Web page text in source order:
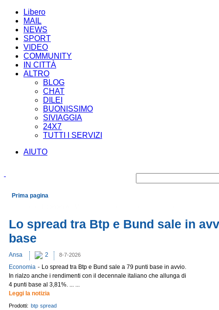
Libero
MAIL
NEWS
SPORT
VIDEO
COMMUNITY
IN CITTÀ
ALTRO
BLOG
CHAT
DILEI
BUONISSIMO
SIVIAGGIA
24X7
TUTTI I SERVIZI
AIUTO
Prima pagina
Lo spread tra Btp e Bund sale in
base
Ansa 2 8-7-2026
Economia - Lo spread tra Btp e Bund sale a 79 punti base in avvio.
In rialzo anche i rendimenti con il decennale italiano che allunga di
4 punti base al 3,81%. ... ...
Leggi la notizia
Prodotti: btp spread